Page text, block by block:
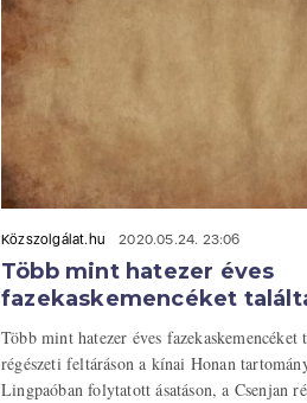
Közszolgálat.hu 2020.05.24. 23:06
Több mint hatezer éves
fazekaskemencéket
Több mint hatezer éves fazekaskemencéket
régészeti feltáráson a kínai Honan
Lingpaóban folytatott ásatáson, a Csenjan